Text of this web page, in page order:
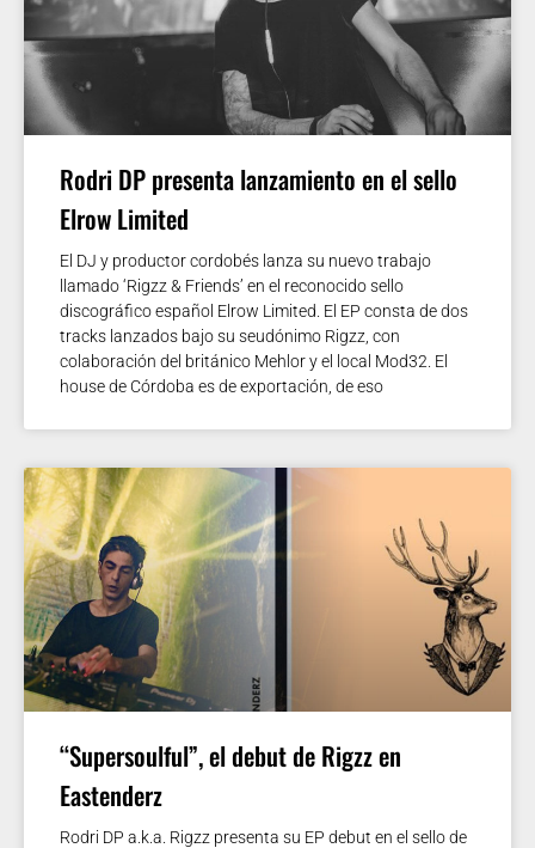
Rodri DP presenta lanzamiento en el sello
Elrow Limited
El DJ y productor cordobés lanza su nuevo trabajo
llamado ‘Rigzz & Friends’ en el reconocido sello
discográfico español Elrow Limited. El EP consta de dos
tracks lanzados bajo su seudónimo Rigzz, con
colaboración del británico Mehlor y el local Mod32. El
house de Córdoba es de exportación, de eso
“Supersoulful”, el debut de Rigzz en
Eastenderz
Rodri DP a.k.a. Rigzz presenta su EP debut en el sello de